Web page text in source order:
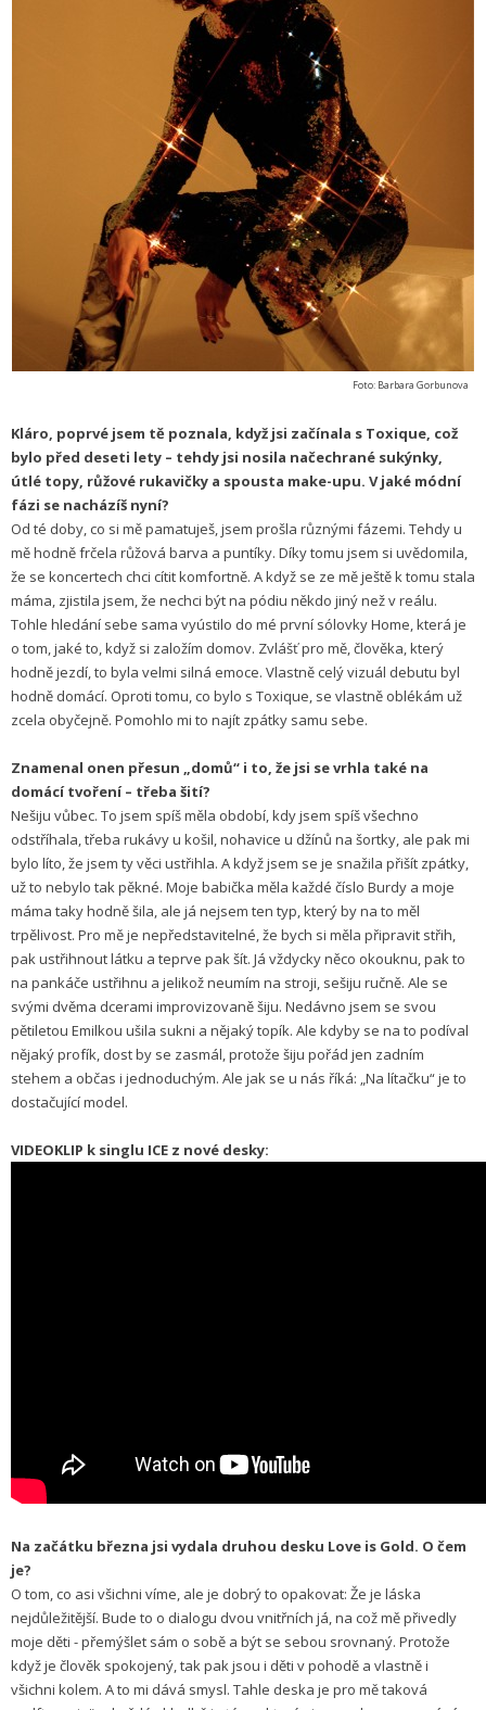
Foto: Barbara Gorbunova
Kláro, poprvé jsem tě poznala, když jsi začínala s Toxique, což
bylo před deseti lety – tehdy jsi nosila načechrané sukýnky,
útlé topy, růžové rukavičky a spousta make-upu. V jaké módní
fázi se nacházíš nyní?
Od té doby, co si mě pamatuješ, jsem prošla různými fázemi. Tehdy u
mě hodně frčela růžová barva a puntíky. Díky tomu jsem si uvědomila,
že se koncertech chci cítit komfortně. A když se ze mě ještě k tomu stala
máma, zjistila jsem, že nechci být na pódiu někdo jiný než v reálu.
Tohle hledání sebe sama vyústilo do mé první sólovky Home, která je
o tom, jaké to, když si založím domov. Zvlášť pro mě, člověka, který
hodně jezdí, to byla velmi silná emoce. Vlastně celý vizuál debutu byl
hodně domácí. Oproti tomu, co bylo s Toxique, se vlastně oblékám už
zcela obyčejně. Pomohlo mi to najít zpátky samu sebe.
Znamenal onen přesun „domů“ i to, že jsi se vrhla také na
domácí tvoření – třeba šití?
Nešiju vůbec. To jsem spíš měla období, kdy jsem spíš všechno
odstříhala, třeba rukávy u košil, nohavice u džínů na šortky, ale pak mi
bylo líto, že jsem ty věci ustřihla. A když jsem se je snažila přišít zpátky,
už to nebylo tak pěkné. Moje babička měla každé číslo Burdy a moje
máma taky hodně šila, ale já nejsem ten typ, který by na to měl
trpělivost. Pro mě je nepředstavitelné, že bych si měla připravit střih,
pak ustřihnout látku a teprve pak šít. Já vždycky něco okouknu, pak to
na pankáče ustřihnu a jelikož neumím na stroji, sešiju ručně. Ale se
svými dvěma dcerami improvizovaně šiju. Nedávno jsem se svou
pětiletou Emilkou ušila sukni a nějaký topík. Ale kdyby se na to podíval
nějaký profík, dost by se zasmál, protože šiju pořád jen zadním
stehem a občas i jednoduchým. Ale jak se u nás říká: „Na lítačku“ je to
dostačující model.
VIDEOKLIP k singlu ICE z nové desky:
Na začátku března jsi vydala druhou desku Love is Gold. O čem
je?
O tom, co asi všichni víme, ale je dobrý to opakovat: Že je láska
nejdůležitější. Bude to o dialogu dvou vnitřních já, na což mě přivedly
moje děti - přemýšlet sám o sobě a být se sebou srovnaný. Protože
když je člověk spokojený, tak pak jsou i děti v pohodě a vlastně i
všichni kolem. A to mi dává smysl. Tahle deska je pro mě taková